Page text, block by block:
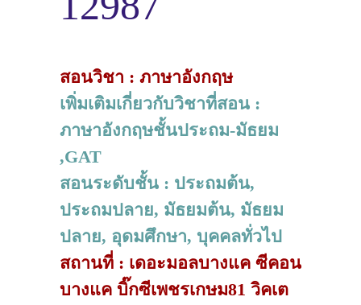
สอนวิชา : ภาษาอังกฤษ
เพิ่มเติมเกี่ยวกับวิชาที่สอน :
ภาษาอังกฤษชั้นประถม-มัธยม
,GAT
สอนระดับชั้น : ประถมต้น,
ประถมปลาย, มัธยมต้น, มัธยม
ปลาย, อุดมศึกษา, บุคคลทั่วไป
สถานที่ : เดอะมอลบางแค ซีคอน
บางแค บิ๊กซีเพชรเกษม81 วิคเต